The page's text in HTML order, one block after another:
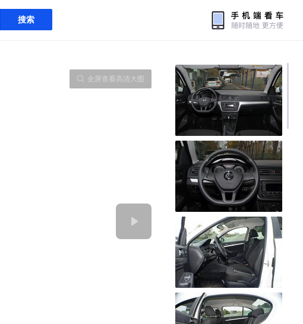
搜索
全屏查看高清大图